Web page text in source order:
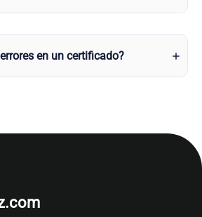
en un certificado?